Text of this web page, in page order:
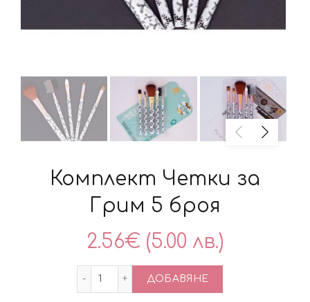
Комплект Четки за
Грим 5 броя
2.56€ (5.00 лв.)
количество за Комплект Четки за
ДОБАВЯНЕ